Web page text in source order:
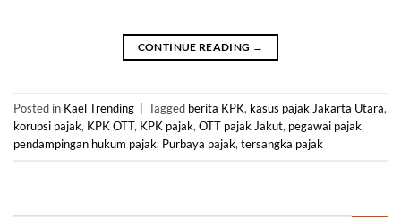
CONTINUE READING →
Posted in Kael Trending Tagged berita KPK, kasus pajak Jakarta Utara,
korupsi pajak, KPK OTT, KPK pajak,OTT pajak Jakut, pegawai pajak,
pendampingan hukum pajak, Purbaya pajak,tersangka pajak